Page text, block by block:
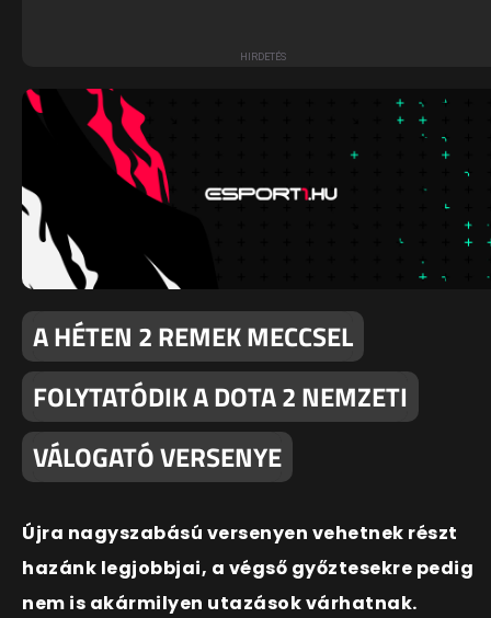
A HÉTEN 2 REMEK MECCSEL
FOLYTATÓDIK A DOTA 2 NEMZETI
VÁLOGATÓ VERSENYE
Újra nagyszabású versenyen vehetnek részt
hazánk legjobbjai, a végső győztesekre pedig
nem is akármilyen utazások várhatnak.